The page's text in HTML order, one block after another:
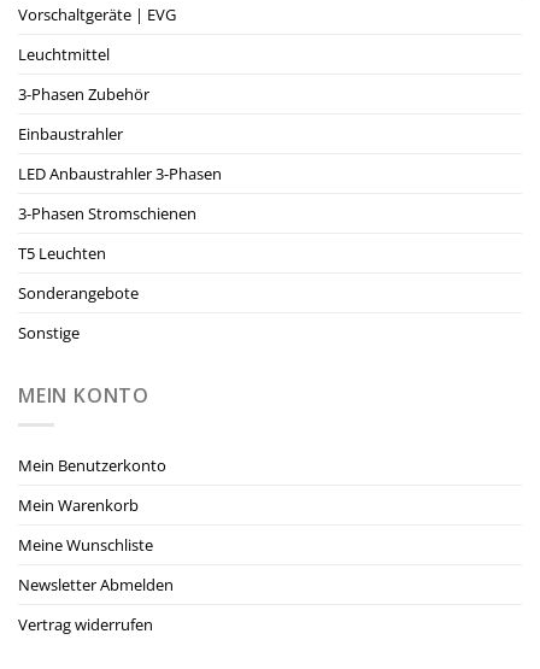
Vorschaltgeräte | EVG
Leuchtmittel
3-Phasen Zubehör
Einbaustrahler
LED Anbaustrahler 3-Phasen
3-Phasen Stromschienen
T5 Leuchten
Sonderangebote
Sonstige
MEIN KONTO
Mein Benutzerkonto
Mein Warenkorb
Meine Wunschliste
Newsletter Abmelden
Vertrag widerrufen